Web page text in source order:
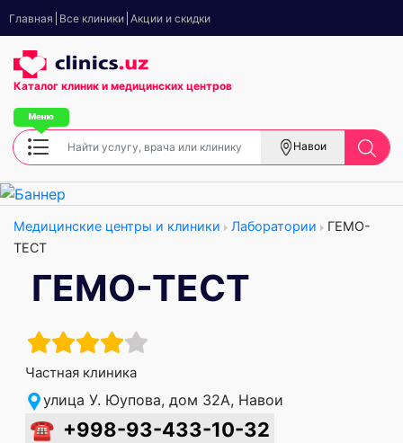
Главная Все клиники Акции и скидки
Каталог клиник и медицинских центров
Навои
Медицинские центры и клиники Лаборатории
ГЕМО-
ТЕСТ
ГЕМО-ТЕСТ
Частная клиника
улица У. Юупова, дом 32А, Навои
☎ +998-93-433-10-32